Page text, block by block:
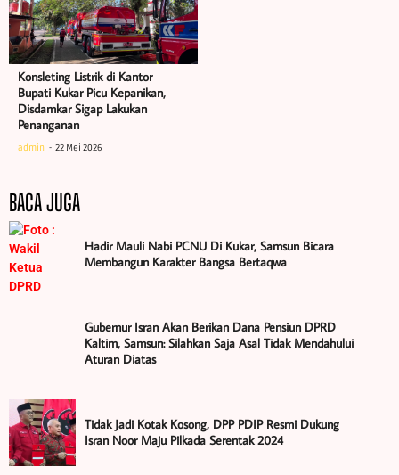
Konsleting Listrik di Kantor
Bupati Kukar Picu Kepanikan,
Disdamkar Sigap Lakukan
Penanganan
admin 22 Mei 2026
BACA JUGA
Hadir Mauli Nabi PCNU Di Kukar, Samsun Bicara
Membangun Karakter Bangsa Bertaqwa
Gubernur Isran Akan Berikan Dana Pensiun DPRD
Kaltim, Samsun: Silahkan Saja Asal Tidak Mendahului
Aturan Diatas
Tidak Jadi Kotak Kosong, DPP PDIP Resmi Dukung
Isran Noor Maju Pilkada Serentak 2024